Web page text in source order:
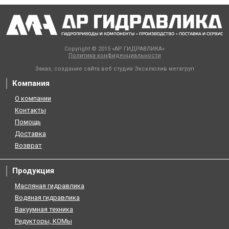
Copyright © 2015 «АР ГИДРАВЛИКА»
Политика конфиденциальности
Заказ, создание сайта веб студия Эксклюзив мегагруп
Компания
О компании
Контакты
Помощь
Доставка
Возврат
Продукция
Масляная гидравлика
Водяная гидравлика
Вакуумная техника
Редукторы, КОМы